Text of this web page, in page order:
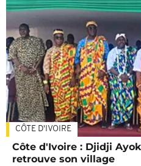
CÔTE D'IVOIRE
Côte d'Ivoire : Djidji
retrouve son village